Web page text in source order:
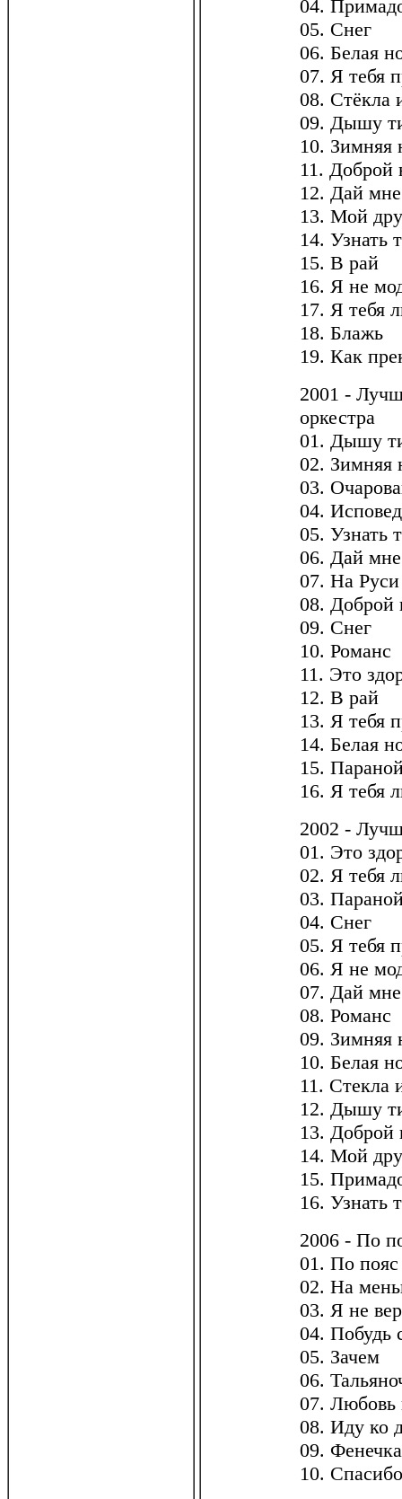
04.
05. Снег
06. Белая
07. Я тебя
08. Стёкла
09. Дышу
10. Зимняя
11. Доброй
12. Дай
13. Мой
14. Узнать
15. В рай
16. Я не
17. Я тебя
18. Блажь
19. Как
2001 -
оркестра
01. Дышу
02. Зимняя
03.
04.
05. Узнать
06. Дай
07. На Руси
08. Доброй
09. Снег
10. Романс
11. Это
12. В рай
13. Я тебя
14. Белая
15.
16. Я тебя
2002 -
01. Это
02. Я тебя
03.
04. Снег
05. Я тебя
06. Я не
07. Дай
08. Романс
09. Зимняя
10. Белая
11. Стекла
12. Дышу
13. Доброй
14. Мой
15.
16. Узнать
2006 - По
01. По пояс
02. На
03. Я не
04. Побудь
05. Зачем
06.
07. Любовь
08. Иду ко
09. Фенечка
10. Спасибо